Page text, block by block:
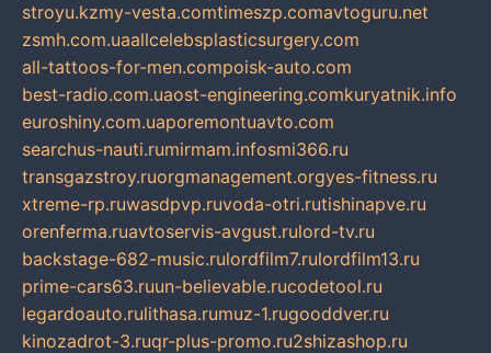
stroyu.kzmy-vesta.comtimeszp.comavtoguru.net
zsmh.com.uaallcelebsplasticsurgery.com
all-tattoos-for-men.compoisk-auto.com
best-radio.com.uaost-engineering.comkuryatnik.info
euroshiny.com.uaporemontuavto.com
searchus-nauti.rumirmam.infosmi366.ru
transgazstroy.ruorgmanagement.orgyes-fitness.ru
xtreme-rp.ruwasdpvp.ruvoda-otri.rutishinapve.ru
orenferma.ruavtoservis-avgust.rulord-tv.ru
backstage-682-music.rulordfilm7.rulordfilm13.ru
prime-cars63.ruun-believable.rucodetool.ru
legardoauto.rulithasa.rumuz-1.rugooddver.ru
kinozadrot-3.ruqr-plus-promo.ru2shizashop.ru